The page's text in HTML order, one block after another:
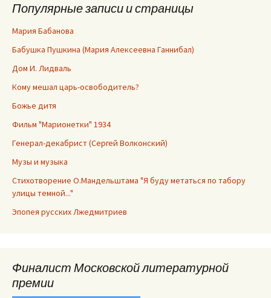
Популярные записи и страницы
Мария Бабанова
Бабушка Пушкина (Мария Алексеевна Ганнибал)
Дом И. Лидваль
Кому мешал царь-освободитель?
Божье дитя
Фильм "Марионетки" 1934
Генерал-декабрист (Сергей Волконский)
Музы и музыка
Стихотворение О.Мандельштама "Я буду метаться по табору
улицы темной..."
Эпопея русских Лжедмитриев
Финалист Московской литературной
премии